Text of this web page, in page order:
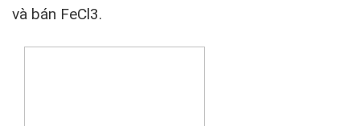
và bán FeCl3.